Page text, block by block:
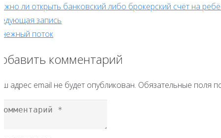
ли открыть банковский либо брокерский счёт на
запись
поток
комментарий
адрес email не будет опубликован. Обязательные поля